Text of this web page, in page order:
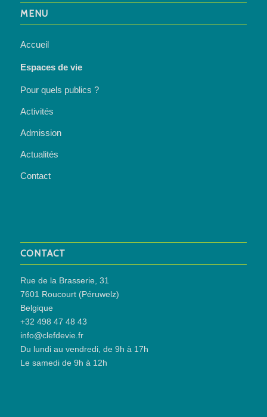
MENU
Accueil
Espaces de vie
Pour quels publics ?
Activités
Admission
Actualités
Contact
CONTACT
Rue de la Brasserie, 31
7601 Roucourt (Péruwelz)
Belgique
+32 498 47 48 43
info@clefdevie.fr
Du lundi au vendredi, de 9h à 17h
Le samedi de 9h à 12h